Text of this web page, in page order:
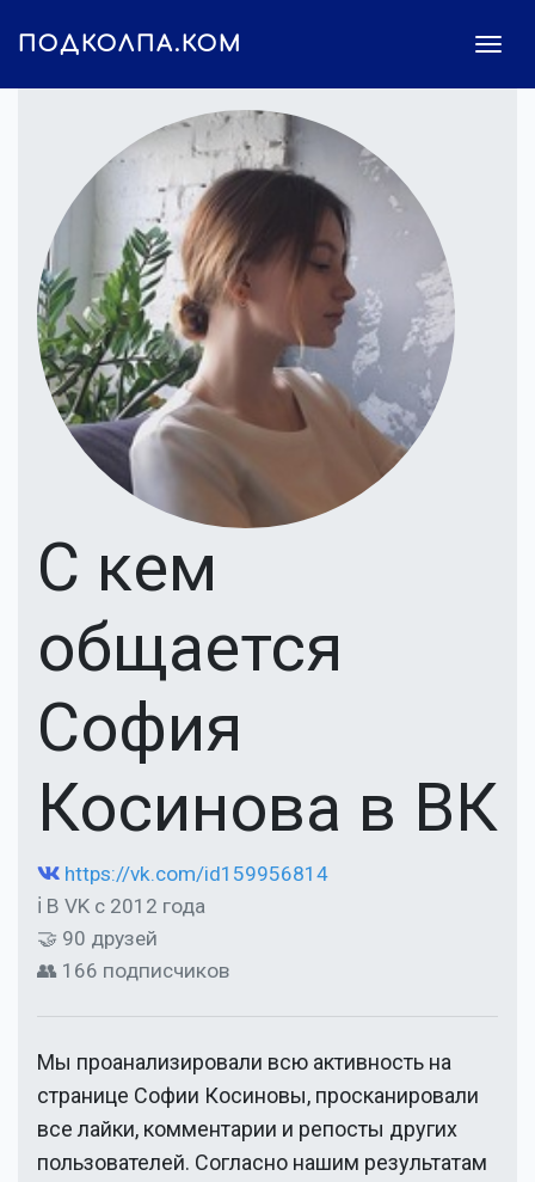
ПОДКОЛПА.КОМ
С кем
общается
София
Косинова в ВК
https://vk.com/id159956814
ℹ В VK с 2012 года
🤝 90 друзей
👥 166 подписчиков
Мы проанализировали всю активность на
странице Софии Косиновы, просканировали
все лайки, комментарии и репосты других
пользователей. Согласно нашим результатам